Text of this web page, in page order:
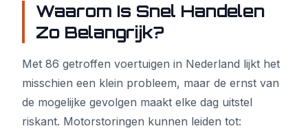
Waarom Is Snel Handelen
Zo Belangrijk?
Met 86 getroffen voertuigen in Nederland lijkt het
misschien een klein probleem, maar de ernst van
de mogelijke gevolgen maakt elke dag uitstel
riskant. Motorstoringen kunnen leiden tot: